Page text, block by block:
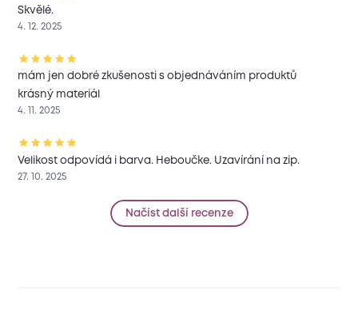
Skvělé.
4. 12. 2025
mám jen dobré zkušenosti s objednáváním produktů
krásný materiál
4. 11. 2025
Velikost odpovídá i barva. Heboučke. Uzavírání na zip.
27. 10. 2025
Načíst další recenze